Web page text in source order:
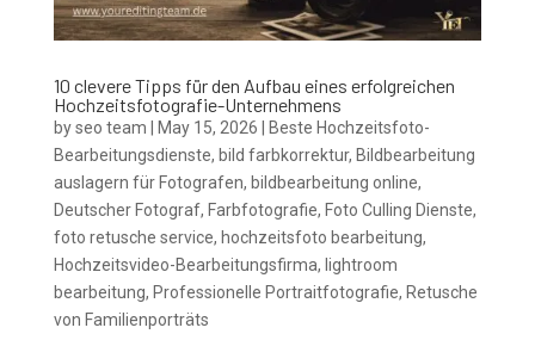
10 clevere Tipps für den Aufbau eines erfolgreichen
Hochzeitsfotografie-Unternehmens
byseo team May 15, 2026
Beste Hochzeitsfoto-
Bearbeitungsdienste, bild farbkorrektur, Bildbearbeitung
auslagern für Fotografen, bildbearbeitung online,
Deutscher Fotograf, Farbfotografie, Foto Culling Dienste,
foto retusche service, hochzeitsfoto bearbeitung,
Hochzeitsvideo-Bearbeitungsfirma, lightroom
bearbeitung, Professionelle Portraitfotografie, Retusche
von Familienporträts